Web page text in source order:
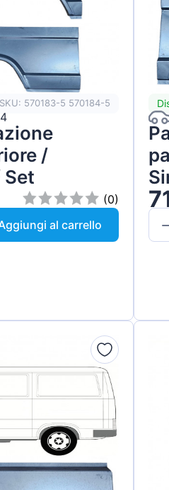
SKU: 570183-5 570184-5
/
(0)
al carrello